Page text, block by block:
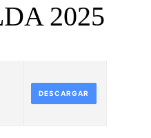
2025
DESCARGAR